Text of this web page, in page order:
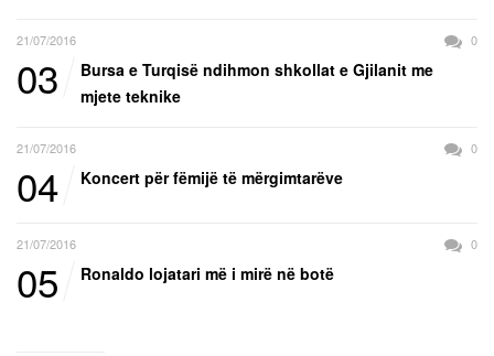
21/07/2016 0
03
Bursa e Turqisë ndihmon shkollat e Gjilanit me
mjete teknike
21/07/2016 0
04 Koncert për fëmijë të mërgimtarëve
21/07/2016 0
05 Ronaldo lojatari më i mirë në botë